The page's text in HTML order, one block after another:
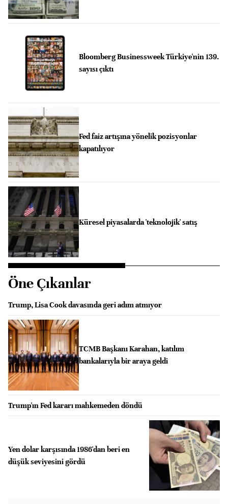
Bloomberg Businessweek Türkiye'nin 139.
sayısı çıktı
Fed faiz artışına yönelik pozisyonlar
kapatılıyor
Küresel piyasalarda 'teknolojik' satış
Öne Çıkanlar
Trump, Lisa Cook davasında geri adım atmıyor
TCMB Başkanı Karahan, katılım
bankalarıyla bir araya geldi
Trump'ın Fed kararı mahkemeden döndü
Yen dolar karşısında 1986'dan beri en
düşük seviyesini gördü